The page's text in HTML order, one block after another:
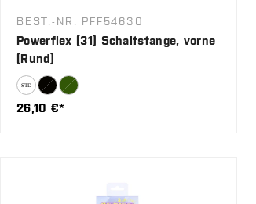
BEST.-NR. PFF54630
Powerflex (31) Schaltstange, vorne
(Rund)
26,10 €*